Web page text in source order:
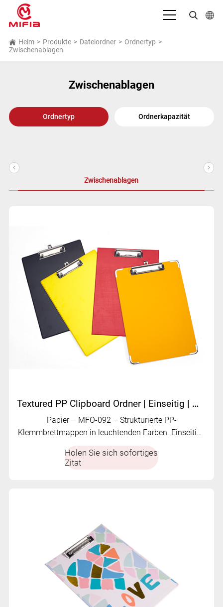
Deutsch
بالعربية
Français
日本語
Heim > Produkte > Dateiordner > Ordnertyp >
Zwischenablagen
Zwischenablagen
Ordnertyp Ordnerkapazität
Zwischenablagen
>
<
Textured PP Clipboard Ordner | Einseitig | Mehrere Farboptionen | MFO-092
Papier – MFO-092 – Strukturierte PP-
Klemmbrettmappen in leuchtenden Farben. Einseitige
Holen Sie sich sofortiges
Zitat